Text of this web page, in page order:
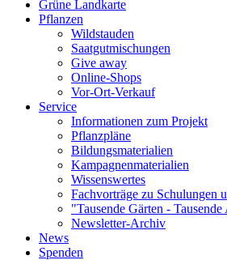
Grüne Landkarte
Pflanzen
Wildstauden
Saatgutmischungen
Give away
Online-Shops
Vor-Ort-Verkauf
Service
Informationen zum Projekt
Pflanzpläne
Bildungsmaterialien
Kampagnenmaterialien
Wissenswertes
Fachvorträge zu Schulungen
"Tausende Gärten -
Newsletter-Archiv
News
Spenden